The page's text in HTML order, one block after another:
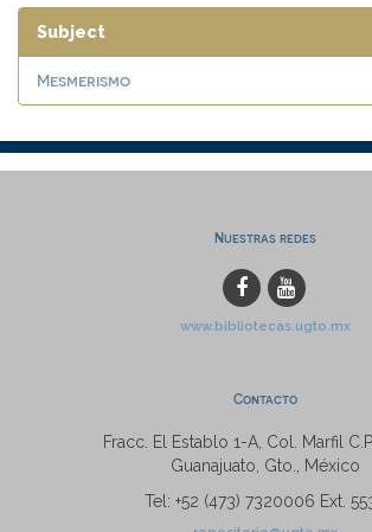
Subject
Mesmerismo
Nuestras redes
www.bibliotecas.ugto.mx
Contacto
Fracc. El Establo 1-A, Col. Marfil
Guanajuato, Gto., México
Tel: +52 (473) 7320006 Ext.